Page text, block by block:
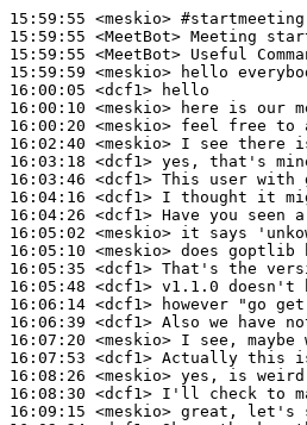
15:59:55 <meskio> #startmeeting
15:59:55 <MeetBot>
15:59:55 <MeetBot>
15:59:59 <meskio>
16:00:05 <dcf1>
16:00:10 <meskio>
16:00:20 <meskio>
16:02:40 <meskio>
16:03:18 <dcf1>
16:03:46 <dcf1>
16:04:16 <dcf1>
16:04:26 <dcf1>
16:05:02 <meskio>
16:05:10 <meskio>
16:05:35 <dcf1>
16:05:48 <dcf1>
16:06:14 <dcf1>
16:06:39 <dcf1>
16:07:20 <meskio>
16:07:53 <dcf1>
16:08:26 <meskio>
16:08:30 <dcf1>
16:09:15 <meskio>